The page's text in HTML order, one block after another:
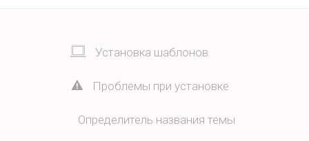
Установка шаблонов
Проблемы при установке
Определитель названия темы